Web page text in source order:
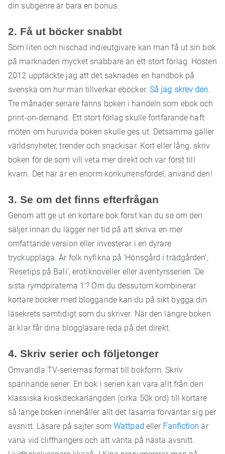
din subgenre är bara en bonus.
2. Få ut böcker snabbt
Som liten och nischad indieutgivare kan man få ut sin bok
på marknaden mycket snabbare än ett stort förlag. Hösten
2012 upptäckte jag att det saknades en handbok på
svenska om hur man tillverkar eböcker. Så jag skrev den.
Tre månader senare fanns boken i handeln som ebok och
print-on-demand. Ett stort förlag skulle fortfarande haft
möten om huruvida boken skulle ges ut. Detsamma gäller
världsnyheter, trender och snackisar. Kort eller lång, skriv
boken för de som vill veta mer direkt och var först till
kvarn. Det här är en enorm konkurrensfördel, använd den!
3. Se om det finns efterfrågan
Genom att ge ut en kortare bok först kan du se om den
säljer innan du lägger ner tid på att skriva en mer
omfattande version eller investerar i en dyrare
tryckupplaga. Är folk nyfikna på ’Hönsgård i trädgården’,
’Resetips på Bali’, erotiknoveller eller äventyrsserien ’De
sista rymdpiraterna 1’? Om du dessutom kombinerar
kortare böcker med bloggande kan du på sikt bygga din
läsekrets samtidigt som du skriver. När den längre boken
är klar får dina bloggläsare reda på det direkt.
4. Skriv serier och följetonger
Omvandla TV-seriernas format till bokform. Skriv
spännande serier. En bok i serien kan vara allt från den
klassiska kioskdeckarlängden (cirka 50k ord) till kortare
så länge boken innehåller allt det läsarna förväntar sig per
avsnitt. Läsare på sajter somWattpad eller Fanfiction är
vana vid cliffhangers och att vänta på nästa avsnitt.